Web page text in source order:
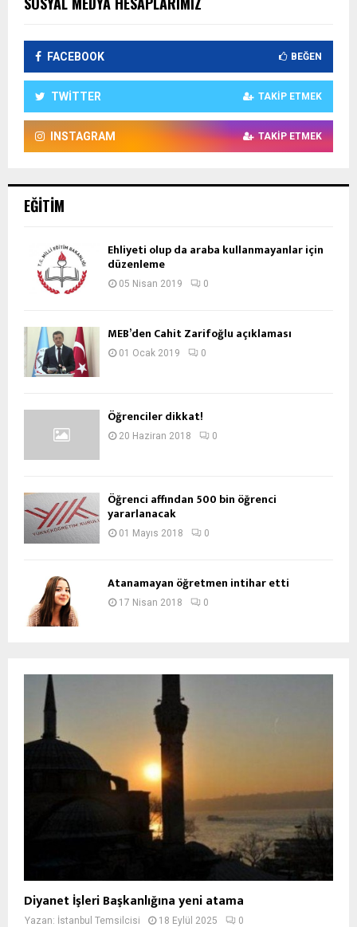
FACEBOOK BEĞEN
TWITTER TAKIP ETMEK
INSTAGRAM TAKIP ETMEK
EĞITIM
Ehliyeti olup da araba kullanmayanlar için
düzenleme
05 Nisan 2019 0
MEB’den Cahit Zarifoğlu açıklaması
01 Ocak 2019 0
Öğrenciler dikkat!
20 Haziran 2018 0
Öğrenci affından 500 bin öğrenci
yararlanacak
01 Mayıs 2018 0
Atanamayan öğretmen intihar etti
17 Nisan 2018 0
Diyanet İşleri Başkanlığına yeni atama
Yazan: İstanbul Temsilcisi 18 Eylül 2025 0